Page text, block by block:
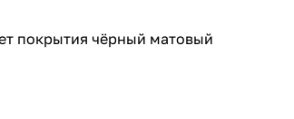
покрытия чёрный матовый